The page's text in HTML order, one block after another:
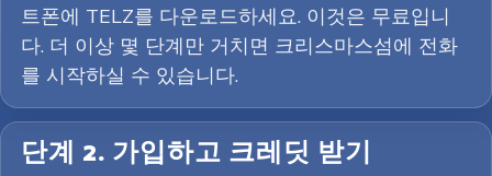
트폰에 TELZ를 다운로드하세요. 이것은 무료입니
다. 더 이상 몇 단계만 거치면 크리스마스섬에 전화
를 시작하실 수 있습니다.
단계 2. 가입하고 크레딧 받기